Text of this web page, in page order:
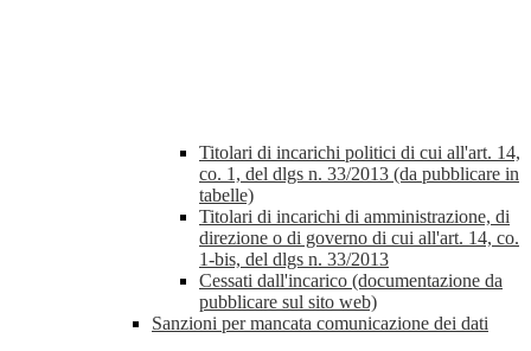
Titolari di incarichi politici di cui all'art. 14,
co. 1, del dlgs n. 33/2013 (da pubblicare in
tabelle)
Titolari di incarichi di amministrazione, di
direzione o di governo di cui all'art. 14, co.
1-bis, del dlgs n. 33/2013
Cessati dall'incarico (documentazione da
pubblicare sul sito web)
Sanzioni per mancata comunicazione dei dati